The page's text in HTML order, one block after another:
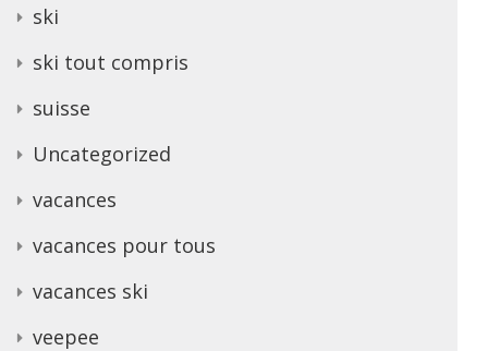
ski
ski tout compris
suisse
Uncategorized
vacances
vacances pour tous
vacances ski
veepee